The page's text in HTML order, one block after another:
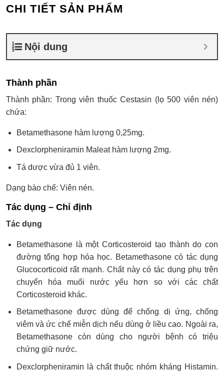
CHI TIẾT SẢN PHẨM
Nội dung
Thành phần
Thành phần: Trong viên thuốc Cestasin (lọ 500 viên nén)
chứa:
Betamethasone hàm lượng 0,25mg.
Dexclorpheniramin Maleat hàm lượng 2mg.
Tá dược vừa đủ 1 viên.
Dạng bào chế: Viên nén.
Tác dụng – Chỉ định
Tác dụng
Betamethasone là một Corticosteroid tạo thành do con
đường tổng hợp hóa học. Betamethasone có tác dụng
Glucocorticoid rất mạnh. Chất này có tác dụng phụ trên
chuyển hóa muối nước yếu hơn so với các chất
Corticosteroid khác.
Betamethasone được dùng để chống dị ứng, chống
viêm và ức chế miễn dịch nếu dùng ở liều cao. Ngoài ra,
Betamethasone còn dùng cho người bệnh có triệu
chứng giữ nước.
Dexclorpheniramin là chất thuộc nhóm kháng Histamin.